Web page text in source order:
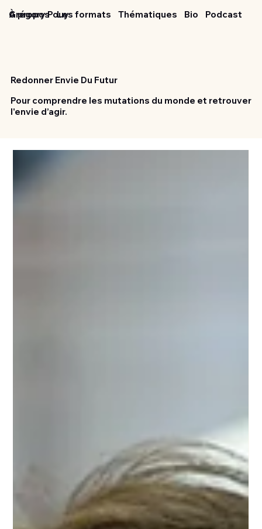
Grégory Pouy
À propos Les formats Thématiques Podcast
Bio
Redonner Envie Du Futur
Pour comprendre les mutations du monde et retrouver
l'envie d’agir.